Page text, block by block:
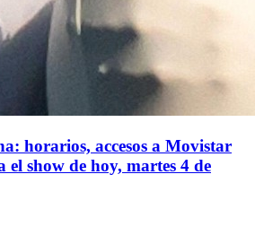
horarios, accesos a Movistar
el show de hoy, martes 4 de